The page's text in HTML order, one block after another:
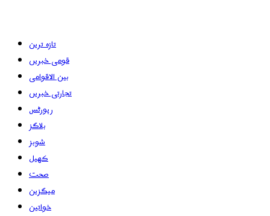
تازہ ترین
قومی خبریں
بین الاقوامی
تجارتی خبریں
رپورٹس
بلاگز
شوبز
کھیل
صحت
میگزین
خواتین